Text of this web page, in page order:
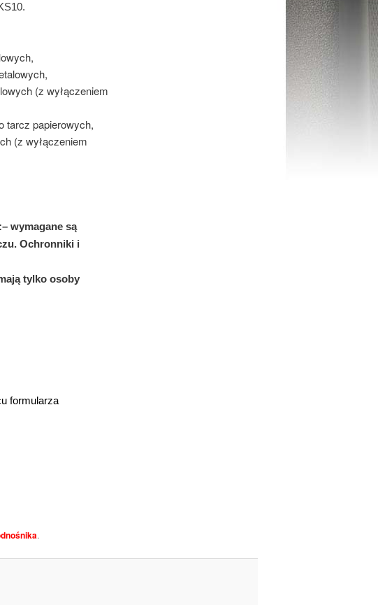
(z wyłączeniem
tarcz papierowych,
(z wyłączeniem
wymagane są
Ochronniki i
tylko osoby
formularza
.